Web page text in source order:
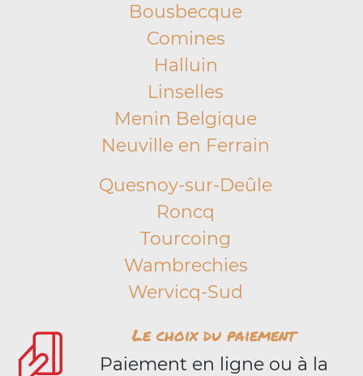
Bousbecque
Comines
Halluin
Linselles
Menin Belgique
Neuville en Ferrain
Quesnoy-sur-Deûle
Roncq
Tourcoing
Wambrechies
Wervicq-Sud
Le choix du paiement
Paiement en ligne ou à la